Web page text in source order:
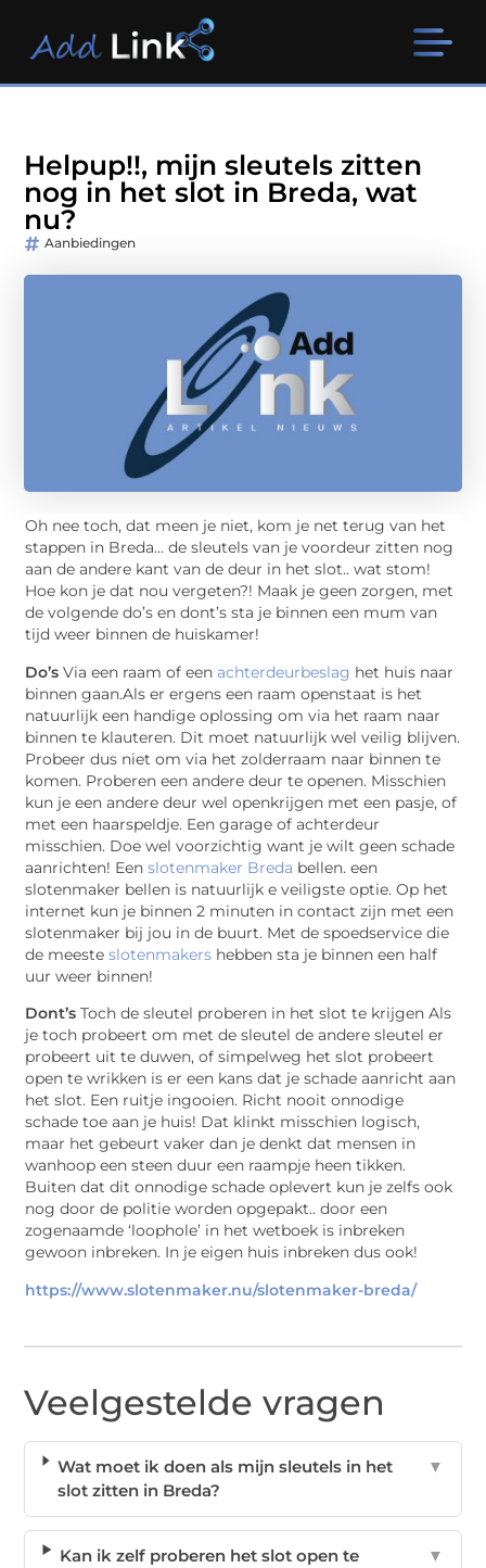
Helpup!!, mijn sleutels zitten
nog in het slot in Breda, wat
nu?
Aanbiedingen
Oh nee toch, dat meen je niet, kom je net terug van het
stappen in Breda… de sleutels van je voordeur zitten nog
aan de andere kant van de deur in het slot.. wat stom!
Hoe kon je dat nou vergeten?! Maak je geen zorgen, met
de volgende do’s en dont’s sta je binnen een mum van
tijd weer binnen de huiskamer!
Do’s Via een raam of een achterdeurbeslag het huis naar
binnen gaan.Als er ergens een raam openstaat is het
natuurlijk een handige oplossing om via het raam naar
binnen te klauteren. Dit moet natuurlijk wel veilig blijven.
Probeer dus niet om via het zolderraam naar binnen te
komen. Proberen een andere deur te openen. Misschien
kun je een andere deur wel openkrijgen met een pasje, of
met een haarspeldje. Een garage of achterdeur
misschien. Doe wel voorzichtig want je wilt geen schade
aanrichten! Eenslotenmaker Breda bellen. een
slotenmaker bellen is natuurlijk e veiligste optie. Op het
internet kun je binnen 2 minuten in contact zijn met een
slotenmaker bij jou in de buurt. Met de spoedservice die
de meesteslotenmakers hebben sta je binnen een half
uur weer binnen!
Dont’s Toch de sleutel proberen in het slot te krijgen Als
je toch probeert om met de sleutel de andere sleutel er
probeert uit te duwen, of simpelweg het slot probeert
open te wrikken is er een kans dat je schade aanricht aan
het slot. Een ruitje ingooien. Richt nooit onnodige
schade toe aan je huis! Dat klinkt misschien logisch,
maar het gebeurt vaker dan je denkt dat mensen in
wanhoop een steen duur een raampje heen tikken.
Buiten dat dit onnodige schade oplevert kun je zelfs ook
nog door de politie worden opgepakt.. door een
zogenaamde ‘loophole’ in het wetboek is inbreken
gewoon inbreken. In je eigen huis inbreken dus ook!
https://www.slotenmaker.nu/slotenmaker-breda/
Veelgestelde vragen
Wat moet ik doen als mijn sleutels in het
slot zitten in Breda?
▼
Kan ik zelf proberen het slot open te
▼